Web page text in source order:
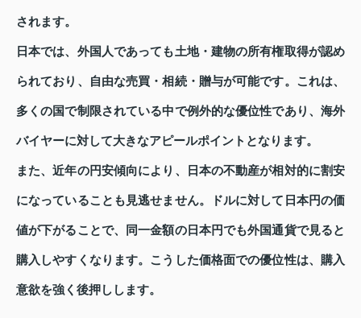
されます。
日本では、外国人であっても土地・建物の所有権取得が認め
られており、自由な売買・相続・贈与が可能です。これは、
多くの国で制限されている中で例外的な優位性であり、海外
バイヤーに対して大きなアピールポイントとなります。
また、近年の円安傾向により、日本の不動産が相対的に割安
になっていることも見逃せません。ドルに対して日本円の価
値が下がることで、同一金額の日本円でも外国通貨で見ると
購入しやすくなります。こうした価格面での優位性は、購入
意欲を強く後押しします。